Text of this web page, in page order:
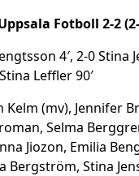
Fotboll 2-2
4′, 2-0 Stina
Leffler 90′
(mv), Jennifer
Selma
Jiozon, Emilia
Bergström, Stina